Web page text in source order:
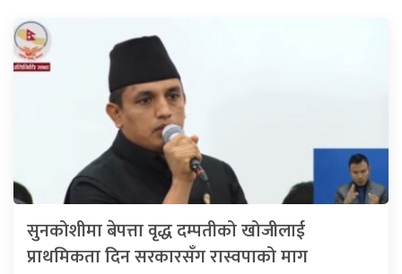
सुनकोशीमा बेपत्ता वृद्ध दम्पतीको खोजीलाई
प्राथमिकता दिन सरकारसँग रास्वपाको माग